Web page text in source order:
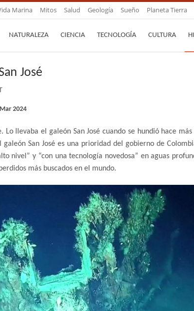
Marina Mitos Salud Geología Sueño Planeta Tierra
NATURALEZA CIENCIA TECNOLOGÍA CULTURA
José
2024
Lo llevaba el galeón San José cuando se hundió hace
San José es una prioridad del gobierno de
nivel” y “con una tecnología novedosa” en aguas
más buscados en el mundo.